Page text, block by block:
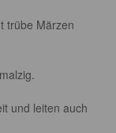
trübe Märzen
und leiten auch